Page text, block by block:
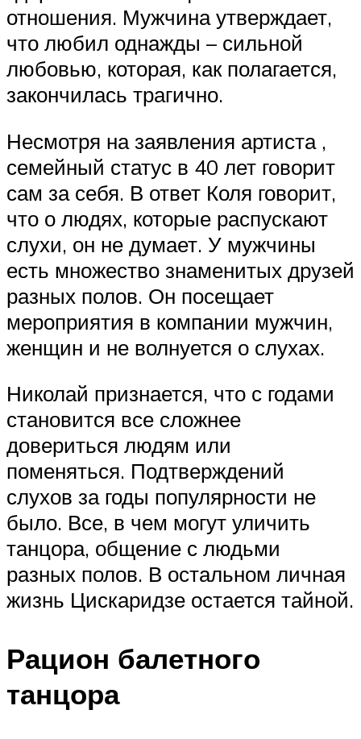
отношения. Мужчина утверждает,
что любил однажды – сильной
любовью, которая, как полагается,
закончилась трагично.
Несмотря на заявления артиста ,
семейный статус в 40 лет говорит
сам за себя. В ответ Коля говорит,
что о людях, которые распускают
слухи, он не думает. У мужчины
есть множество знаменитых друзей
разных полов. Он посещает
мероприятия в компании мужчин,
женщин и не волнуется о слухах.
Николай признается, что с годами
становится все сложнее
довериться людям или
поменяться. Подтверждений
слухов за годы популярности не
было. Все, в чем могут уличить
танцора, общение с людьми
разных полов. В остальном личная
жизнь Цискаридзе остается тайной.
Рацион балетного
танцора